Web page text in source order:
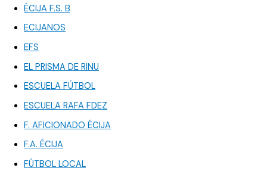
ÉCIJA F.S. B
ECIJANOS
EFS
EL PRISMA DE RINU
ESCUELA FÚTBOL
ESCUELA RAFA FDEZ
F. AFICIONADO ÉCIJA
F.A. ÉCIJA
FÚTBOL LOCAL